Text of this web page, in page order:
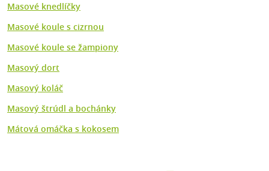
Masové knedlíčky
Masové koule s cizrnou
Masové koule se žampiony
Masový dort
Masový koláč
Masový štrúdl a bochánky
Mátová omáčka s kokosem